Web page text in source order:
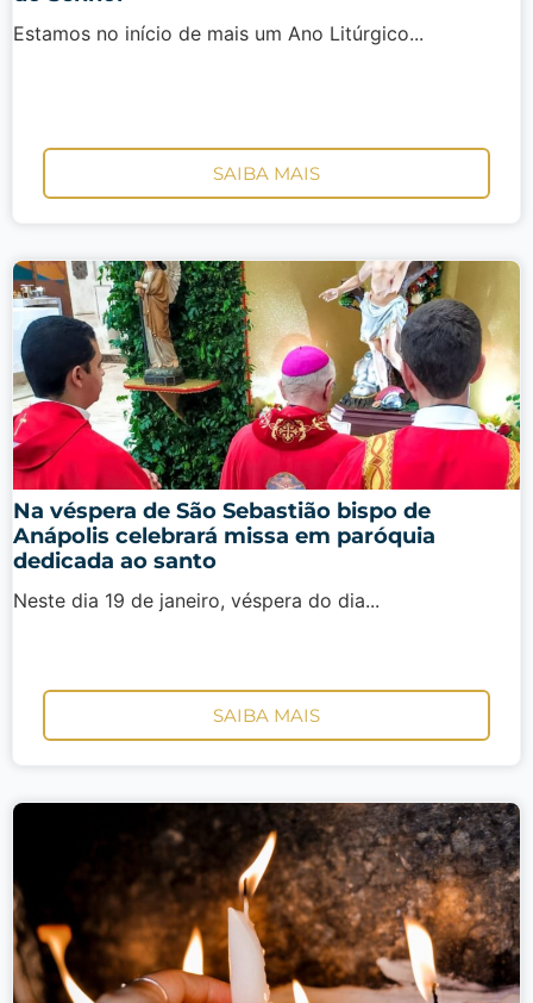
Estamos no início de mais um Ano Litúrgico...
SAIBA MAIS
Na véspera de São Sebastião bispo de
Anápolis celebrará missa em paróquia
dedicada ao santo
Neste dia 19 de janeiro, véspera do dia...
SAIBA MAIS